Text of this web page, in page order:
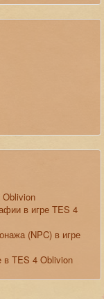
Oblivion
в игре TES 4
(NPC) в игре
в TES 4 Oblivion